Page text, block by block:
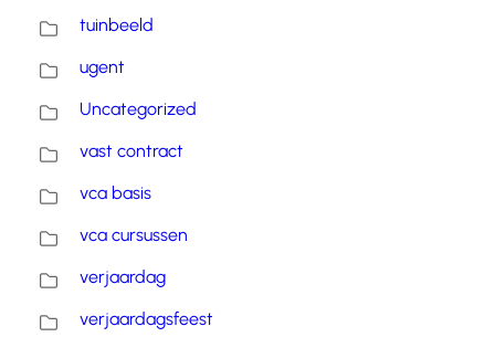
tuinbeeld
ugent
Uncategorized
vast contract
vca basis
vca cursussen
verjaardag
verjaardagsfeest